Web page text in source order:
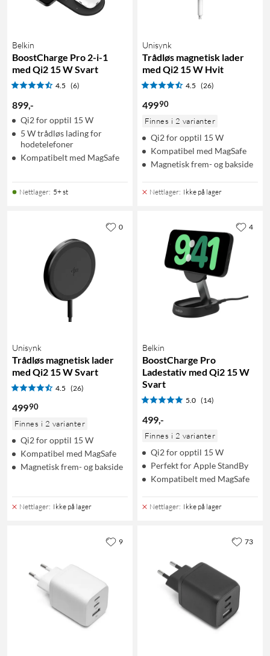
Belkin
BoostCharge Pro 2-i-1
med Qi2 15 W Svart
4.5 (6)
899,-
Qi2 for opptil 15 W
5 W trådløs lading for
hodetelefoner
Kompatibelt med MagSafe
Nettlager: 5+ st
Unisynk
Trådløs magnetisk lader
med Qi2 15 W Hvit
4.5 (26)
49990
Finnes i 2 varianter
Qi2 for opptil 15 W
Kompatibel med MagSafe
Magnetisk frem- og bakside
Nettlager: Ikke på lager
Unisynk
Trådløs magnetisk lader
med Qi2 15 W Svart
4.5 (26)
49990
Finnes i 2 varianter
Qi2 for opptil 15 W
Kompatibel med MagSafe
Magnetisk frem- og bakside
Nettlager: Ikke på lager
0
Belkin
BoostCharge Pro
Ladestativ med Qi2 15 W
Svart
5.0 (14)
499,-
Finnes i 2 varianter
Qi2 for opptil 15 W
Perfekt for Apple StandBy
Kompatibelt med MagSafe
Nettlager: Ikke på lager
4
9 73